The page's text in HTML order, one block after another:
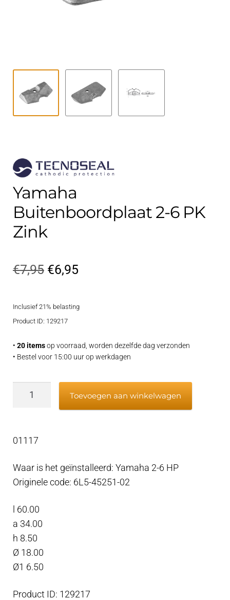
Nederlands
Yamaha
Buitenboordplaat 2-6 PK
Zink
€7,95 Oorspronkelijke
was:
€6,95Huidige
is:
Inclusief 21% belasting
Product ID: 129217
• 20 itemsop voorraad, worden dezelfde dag verzonden
• Bestel voor 15:00 uur op werkdagen
PK
Toevoegen aan winkelwagen
01117
Waar is het geïnstalleerd: Yamaha 2-6 HP
Originele code: 6L5-45251-02
l 60.00
a 34.00
h 8.50
Ø 18.00
Ø1 6.50
Product ID: 129217